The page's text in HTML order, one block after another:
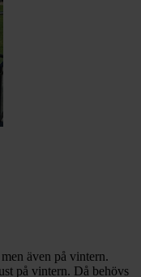
även på vintern.
på vintern. Då behövs